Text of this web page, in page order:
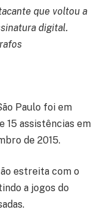
que voltou a
digital.
Paulo foi em
15 assistências em
de 2015.
estreita com o
a jogos do